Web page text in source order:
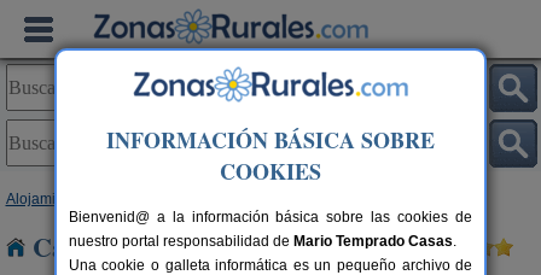
Alojamientos
Casas Rurales cerca de Fornillos
INFORMACIÓN BÁSICA SOBRE
COOKIES
Bienvenid@ a la información básica sobre las cookies de
nuestro portal responsabilidad de Mario Temprado Casas.
Una cookie o galleta informática es un pequeño archivo de